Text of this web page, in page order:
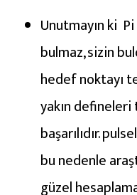
Unutmayın ki
bulmaz, sizin
hedef noktayı
yakın
başarılıdır.
bu nedenle
güzel